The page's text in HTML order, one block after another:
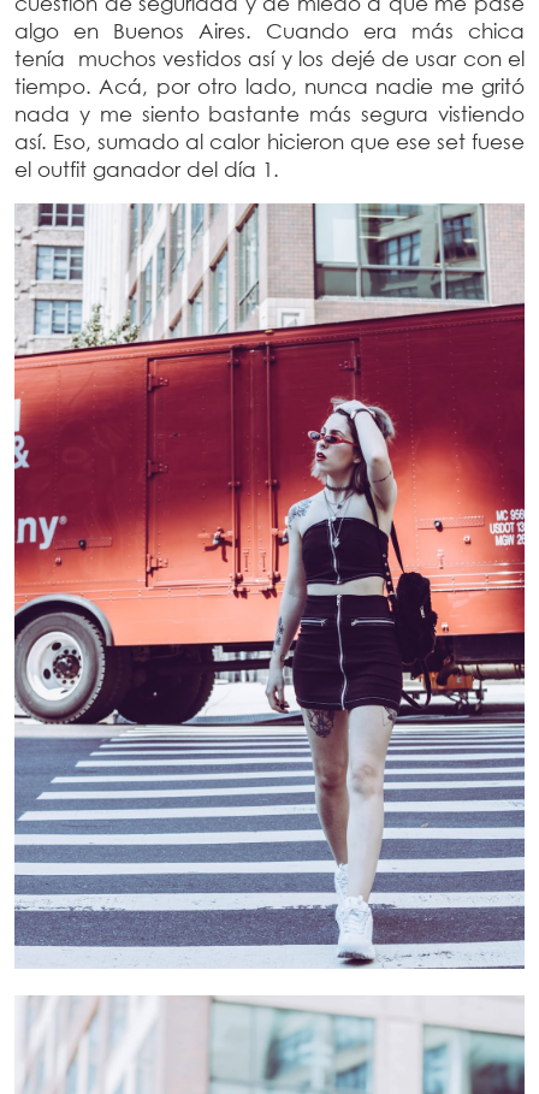
algo en Buenos Aires. Cuando era más chica
tenía muchos vestidos así y los dejé de usar con el
tiempo. Acá, por otro lado, nunca nadie me gritó
nada y me siento bastante más segura vistiendo
así. Eso, sumado al calor hicieron que ese set fuese
el outfit ganador del día 1.